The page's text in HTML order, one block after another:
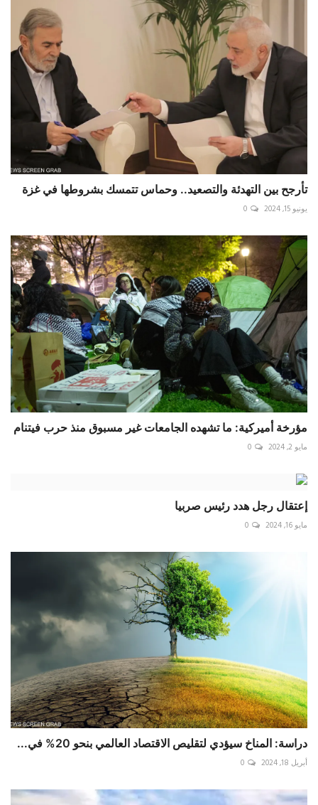
تأرجح بين التهدئة والتصعيد.. وحماس تتمسك بشروطها في غزة
يونيو 15, 2024 0
مؤرخة أميركية: ما تشهده الجامعات غير مسبوق منذ حرب فيتنام
مايو 2, 2024 0
إعتقال رجل هدد رئيس صربيا
مايو 16, 2024 0
دراسة: المناخ سيؤدي لتقليص الاقتصاد العالمي بنحو 20% في...
أبريل 18, 2024 0